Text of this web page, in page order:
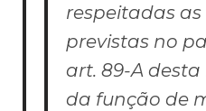
respeitadas as
previstas no
art. 89-A desta
da função de